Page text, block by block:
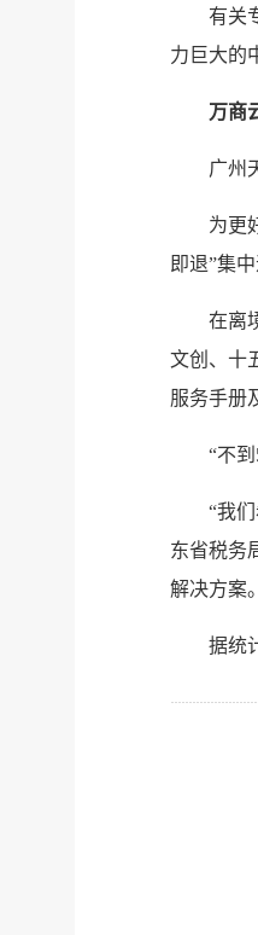
有关
力巨大的
万商
广州
为更
即退”集
在离
文创、十
服务手册
“不
“我
东省税务
解决方案。
据统